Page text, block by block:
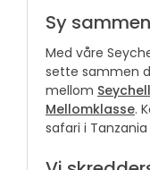
Sy
Med våre
sette sammen
mellom
Mellomklasse.
safari i Tanzania